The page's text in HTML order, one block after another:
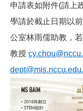
申請表如附件(請上
學請於截止日期以
公室林雨儒助教，
教授